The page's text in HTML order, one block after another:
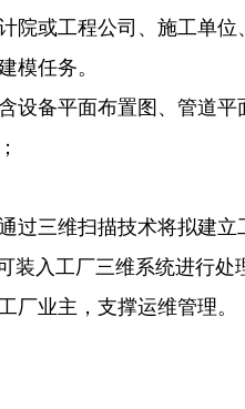
院或工程公司、施工单
模任务。
设备平面布置图、管道
过三维扫描技术将拟建立
装入工厂三维系统进行
厂业主，支撑运维管理。